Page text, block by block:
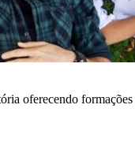
oferecendo